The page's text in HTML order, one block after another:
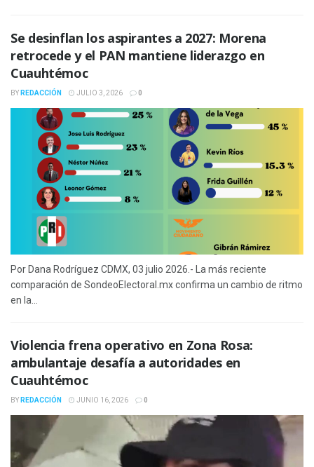
Se desinflan los aspirantes a 2027: Morena
retrocede y el PAN mantiene liderazgo en
Cuauhtémoc
BY REDACCIÓN JULIO 3, 2026 0
Por Dana Rodríguez CDMX, 03 julio 2026.- La más reciente
comparación de SondeoElectoral.mx confirma un cambio de ritmo
en la...
Violencia frena operativo en Zona Rosa:
ambulantaje desafía a autoridades en
Cuauhtémoc
BY REDACCIÓN JUNIO 16, 2026 0